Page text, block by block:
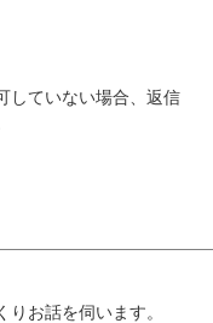
していない場合、返信
お話を伺います。